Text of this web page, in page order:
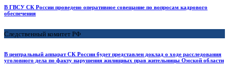
В ГВСУ СК России проведено оперативное совещание по вопросам кадрового
обеспечения
Следственный комитет РФ
В центральный аппарат СК России будет представлен доклад о ходе расследования
уголовного дела по факту нарушения жилищных прав жительницы Омской области